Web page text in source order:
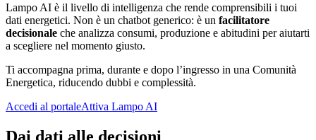
Lampo AI è il livello di intelligenza che rende comprensibili i tuoi
dati energetici. Non è un chatbot generico: è un facilitatore
decisionale che analizza consumi, produzione e abitudini per aiutarti
a scegliere nel momento giusto.
Ti accompagna prima, durante e dopo l’ingresso in una Comunità
Energetica, riducendo dubbi e complessità.
Accedi al portaleAttiva Lampo AI
Dai dati alle decisioni